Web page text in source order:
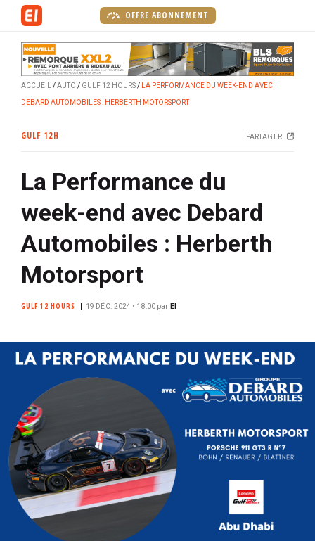
OFFRE ABONNEMENT
ACCUEIL AUTO GULF 12 HOURS LA PERFORMANCE DU WEEK-END AVEC
DEBARD AUTOMOBILES : HERBERTH MOTORSPORT
GULF 12H PARTAGER
La Performance du
week-end avec Debard
Automobiles : Herberth
Motorsport
GULF 12 HOURS 19 DÉC. 2024 • 18:00 par EI